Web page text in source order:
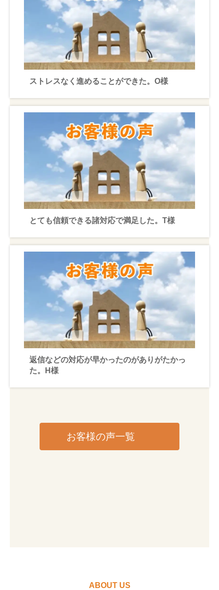
ストレスなく進めることができた。O様
とても信頼できる諸対応で満足した。T様
返信などの対応が早かったのがありがたかっ
た。H様
お客様の声一覧
ABOUT US